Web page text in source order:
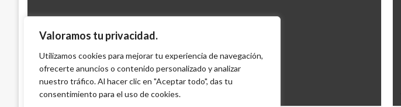
Valoramos tu privacidad.
Utilizamos cookies para mejorar tu experiencia de navegación,
ofrecerte anuncios o contenido personalizado y analizar
nuestro tráfico. Al hacer clic en "Aceptar todo", das tu
consentimiento para el uso de cookies.
A DMG también la ‘tumbaron’
Giovanni Alarcón M. lunes noviembre 24, 2008